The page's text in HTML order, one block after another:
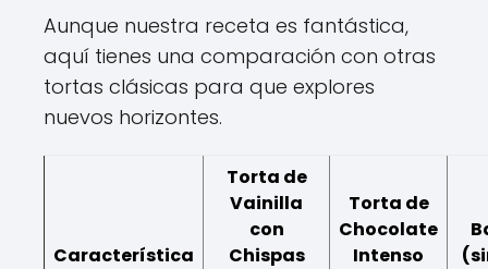
Aunque nuestra receta es fantástica,
aquí tienes una comparación con otras
tortas clásicas para que explores
nuevos horizontes.
Característica
Torta de
Vainilla
con
Chispas
Torta de
Chocolate
Intenso